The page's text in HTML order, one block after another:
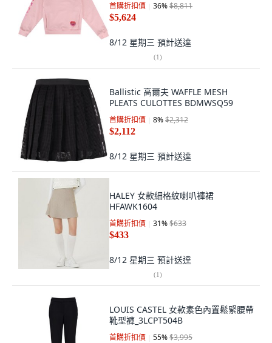
首購折扣價 36%$8,811
$5,624
8/12 星期三 預計送達
(1)
Ballistic 高爾夫 WAFFLE MESH
PLEATS CULOTTES BDMWSQ59
首購折扣價 8%$2,312
$2,112
8/12 星期三 預計送達
HALEY 女款細格紋喇叭褲裙
HFAWK1604
首購折扣價 31%$633
$433
8/12 星期三 預計送達
(1)
LOUIS CASTEL 女款素色內置鬆緊腰帶
靴型褲_3LCPT504B
首購折扣價 55%$3,995